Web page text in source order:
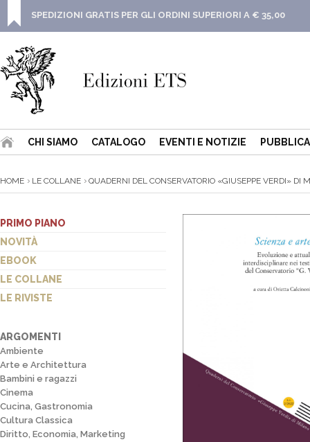
SPEDIZIONI GRATIS PER GLI ORDINI SUPERIORI A € 35,00
CHI SIAMO CATALOGO EVENTI E NOTIZIE
HOME LE COLLANE QUADERNI DEL CONSERVATORIO «GIUSEPPE VERDI» DI
PRIMO PIANO
NOVITÀ
EBOOK
LE COLLANE
LE RIVISTE
ARGOMENTI
Ambiente
Arte e Architettura
Bambini e ragazzi
Cinema
Cucina, Gastronomia
Cultura Classica
Diritto, Economia, Marketing